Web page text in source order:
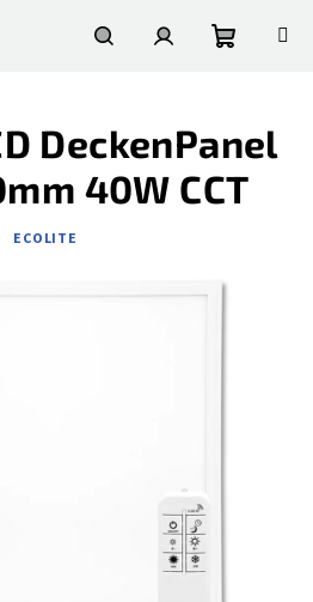
DeckenPanel
40W CCT
ECOLITE